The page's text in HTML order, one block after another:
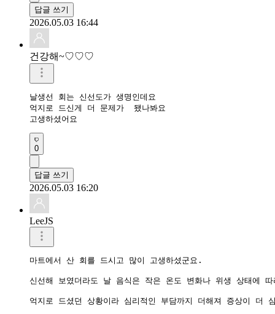
답글 쓰기
2026.05.03 16:44
건강해~♡♡♡
날생선 회는 신선도가 생명인데요
억지로 드신게 더 문제가  됐나봐요
고생하셨어요
0
답글 쓰기
2026.05.03 16:20
LeeJS
마트에서 산 회를 드시고 많이 고생하셨군요.
신선해 보였더라도 날 음식은 작은 온도 변화나 위생 상태에
억지로 드셨던 상황이라 심리적인 부담까지 더해져 증상이 더